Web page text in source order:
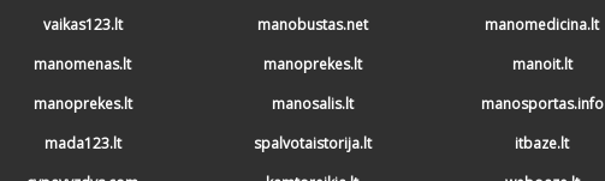
vaikas123.lt manobustas.net
manomedicina.lt
manomenas.lt manoprekes.lt
manoit.lt
manoprekes.lt manosalis.lt
manosportas.info
mada123.lt spalvotaistorija.lt
itbaze.lt